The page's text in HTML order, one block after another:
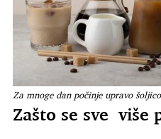
Za mnoge dan počinje upravo
Zašto se sveviše